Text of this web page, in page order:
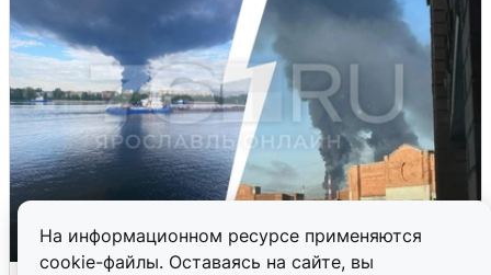
На информационном ресурсе применяются
cookie-файлы. Оставаясь на сайте, вы